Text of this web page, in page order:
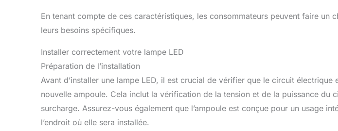
En tenant compte de ces caractéristiques, les consommateurs peuvent faire un
leurs besoins spécifiques.
Installer correctement votre lampe LED
Préparation de l’installation
Avant d’installer une lampe LED, il est crucial de vérifier que le circuit électrique
nouvelle ampoule. Cela inclut la vérification de la tension et de la puissance du
surcharge. Assurez-vous également que l’ampoule est conçue pour un usage
l’endroit où elle sera installée.